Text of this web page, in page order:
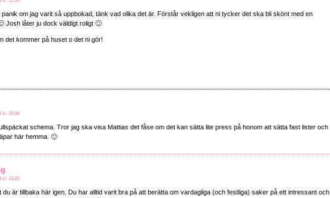
panik om jag varit så uppbokad, tänk vad olika det är. Förstår vekligen att ni tycker det ska bli skönt med en
Josh låter ju dock väldigt roligt 🙂
det kommer på huset o det ni gör!
kl. 15:09
schema. Tror jag ska visa Mattias det fåse om det kan sätta lite press på honom att sätta fast lister och
här hemma. 🙂
kl. 13:20
du är tillbaka här igen. Du har alltid varit bra på att berätta om vardagliga (och festliga) saker på ett intressant och